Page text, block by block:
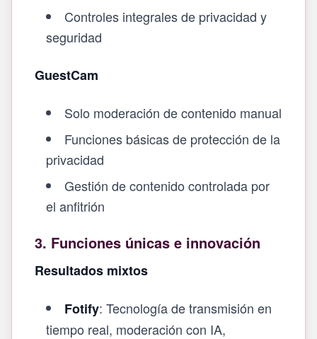
Controles integrales de privacidad y
seguridad
GuestCam
Solo moderación de contenido manual
Funciones básicas de protección de la
privacidad
Gestión de contenido controlada por
el anfitrión
3. Funciones únicas e innovación
Resultados mixtos
Fotify: Tecnología de transmisión en
tiempo real, moderación con IA,